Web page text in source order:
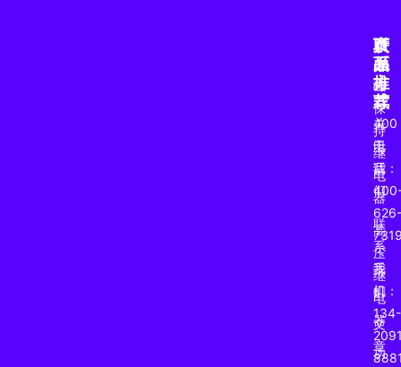
产
品
磁
保
持
继
电
器
高
压
继
电
器
功
页
面
推
荐
关
于
我
们
联
系
我
们
文
章
联
系
方
式
400
电
话：
626-
手
机：
134-